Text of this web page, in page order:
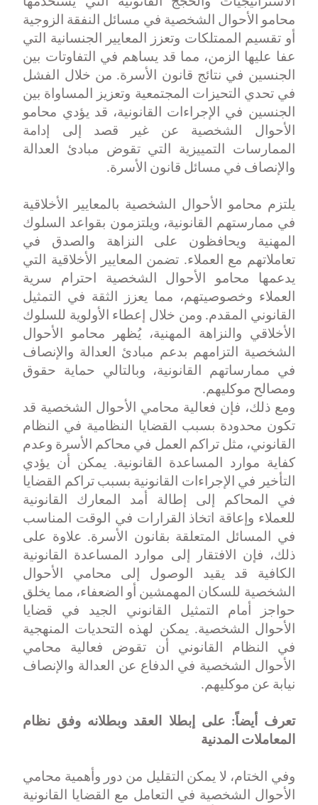
محامو الأحوال الشخصية في مسائل النفقة الزوجية
أو تقسيم الممتلكات وتعزز المعايير الجنسانية التي
عفا عليها الزمن، مما قد يساهم في التفاوتات بين
الجنسين في نتائج قانون الأسرة. من خلال الفشل
في تحدي التحيزات المجتمعية وتعزيز المساواة بين
الجنسين في الإجراءات القانونية، قد يؤدي محامو
الأحوال الشخصية عن غير قصد إلى إدامة
الممارسات التمييزية التي تقوض مبادئ العدالة
والإنصاف في مسائل قانون الأسرة.
يلتزم محامو الأحوال الشخصية بالمعايير الأخلاقية
في ممارستهم القانونية، ويلتزمون بقواعد السلوك
المهنية ويحافظون على النزاهة والصدق في
تعاملاتهم مع العملاء. تضمن المعايير الأخلاقية التي
يدعمها محامو الأحوال الشخصية احترام سرية
العملاء وخصوصيتهم، مما يعزز الثقة في التمثيل
القانوني المقدم. ومن خلال إعطاء الأولوية للسلوك
الأخلاقي والنزاهة المهنية، يُظهر محامو الأحوال
الشخصية التزامهم بدعم مبادئ العدالة والإنصاف
في ممارساتهم القانونية، وبالتالي حماية حقوق
ومصالح موكليهم.
ومع ذلك، فإن فعالية محامي الأحوال الشخصية قد
تكون محدودة بسبب القضايا النظامية في النظام
القانوني، مثل تراكم العمل في محاكم الأسرة وعدم
كفاية موارد المساعدة القانونية. يمكن أن يؤدي
التأخير في الإجراءات القانونية بسبب تراكم القضايا
في المحاكم إلى إطالة أمد المعارك القانونية
للعملاء وإعاقة اتخاذ القرارات في الوقت المناسب
في المسائل المتعلقة بقانون الأسرة. علاوة على
ذلك، فإن الافتقار إلى موارد المساعدة القانونية
الكافية قد يقيد الوصول إلى محامي الأحوال
الشخصية للسكان المهمشين أو الضعفاء، مما يخلق
حواجز أمام التمثيل القانوني الجيد في قضايا
الأحوال الشخصية. يمكن لهذه التحديات المنهجية
في النظام القانوني أن تقوض فعالية محامي
الأحوال الشخصية في الدفاع عن العدالة والإنصاف
نيابة عن موكليهم.
تعرف أيضاً:على إبطلا العقد وبطلانه وفق نظام
المعاملات المدنية
وفي الختام، لا يمكن التقليل من دور وأهمية محامي
الأحوال الشخصية في التعامل مع القضايا القانونية